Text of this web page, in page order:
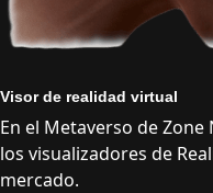
Visor de realidad virtual
En el Metaverso de
los visualizadores de
mercado.